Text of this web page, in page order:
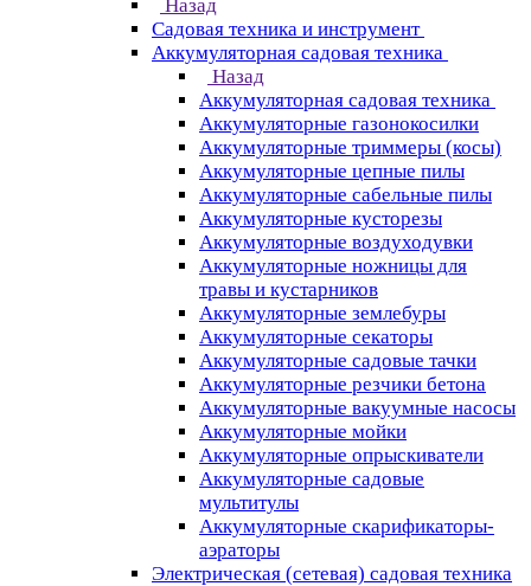
Назад
Cадовая техника и инструмент
Аккумуляторная садовая техника
Назад
Аккумуляторная садовая техника
Аккумуляторные газонокосилки
Аккумуляторные триммеры (косы)
Аккумуляторные цепные пилы
Аккумуляторные сабельные пилы
Аккумуляторные кусторезы
Аккумуляторные воздуходувки
Аккумуляторные ножницы для
травы и кустарников
Аккумуляторные землебуры
Аккумуляторные секаторы
Аккумуляторные садовые тачки
Аккумуляторные резчики бетона
Аккумуляторные вакуумные насосы
Аккумуляторные мойки
Аккумуляторные опрыскиватели
Аккумуляторные садовые
мультитулы
Аккумуляторные скарификаторы-
аэраторы
Электрическая (сетевая) садовая техника